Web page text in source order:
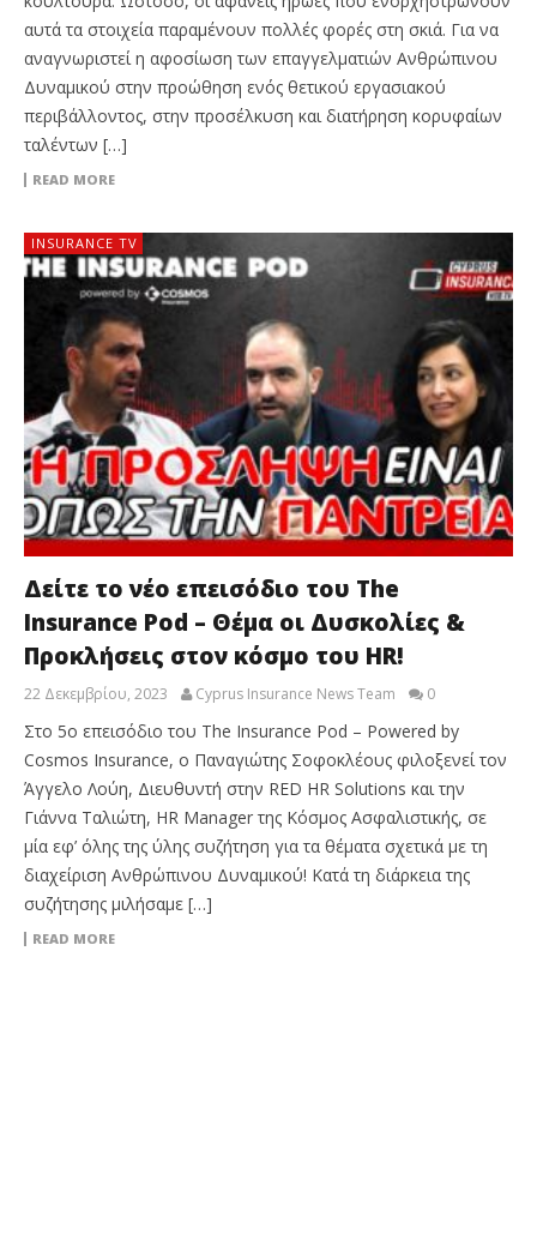
αυτά τα στοιχεία παραμένουν πολλές φορές στη σκιά. Για να
αναγνωριστεί η αφοσίωση των επαγγελματιών Ανθρώπινου
Δυναμικού στην προώθηση ενός θετικού εργασιακού
περιβάλλοντος, στην προσέλκυση και διατήρηση κορυφαίων
ταλέντων […]
READ MORE
INSURANCE TV
Δείτε το νέο επεισόδιο του The
Insurance Pod – Θέμα οι Δυσκολίες &
Προκλήσεις στον κόσμο του HR!
22 Δεκεμβρίου, 2023 Cyprus Insurance News Team 0
Στο 5ο επεισόδιο του The Insurance Pod – Powered by
Cosmos Insurance, ο Παναγιώτης Σοφοκλέους φιλοξενεί τον
Άγγελο Λούη, Διευθυντή στην RED HR Solutions και την
Γιάννα Ταλιώτη, HR Manager της Κόσμος Ασφαλιστικής, σε
μία εφ’ όλης της ύλης συζήτηση για τα θέματα σχετικά με τη
διαχείριση Ανθρώπινου Δυναμικού! Κατά τη διάρκεια της
συζήτησης μιλήσαμε […]
READ MORE